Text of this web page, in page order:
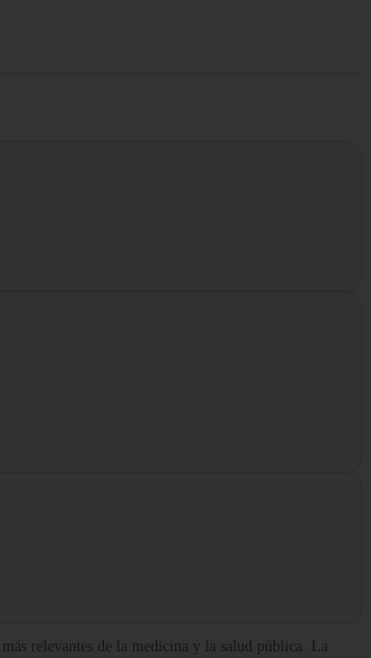
relevantes de la medicina y la salud pública. La